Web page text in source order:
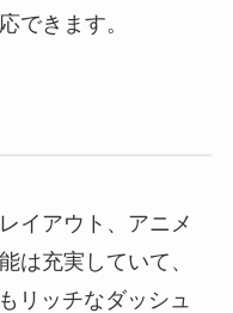
できます。
イアウト、アニメ
は充実していて、
リッチなダッシュ